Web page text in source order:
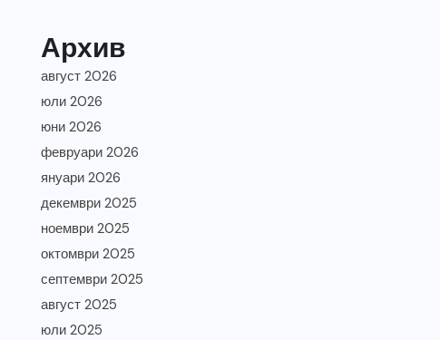
Архив
август 2026
юли 2026
юни 2026
февруари 2026
януари 2026
декември 2025
ноември 2025
октомври 2025
септември 2025
август 2025
юли 2025